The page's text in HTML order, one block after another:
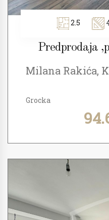
2.5
Predprodaja
Milana Rakića,
Grocka